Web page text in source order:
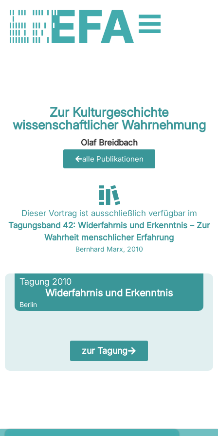
Zur Kulturgeschichte
wissenschaftlicher Wahrnehmung
Olaf Breidbach
alle Publikationen
Dieser Vortrag ist ausschließlich verfügbar im
Tagungsband 42: Widerfahrnis und Erkenntnis – Zur
Wahrheit menschlicher Erfahrung
Bernhard Marx, 2010
Tagung 2010
Widerfahrnis und Erkenntnis
Berlin
zur Tagung